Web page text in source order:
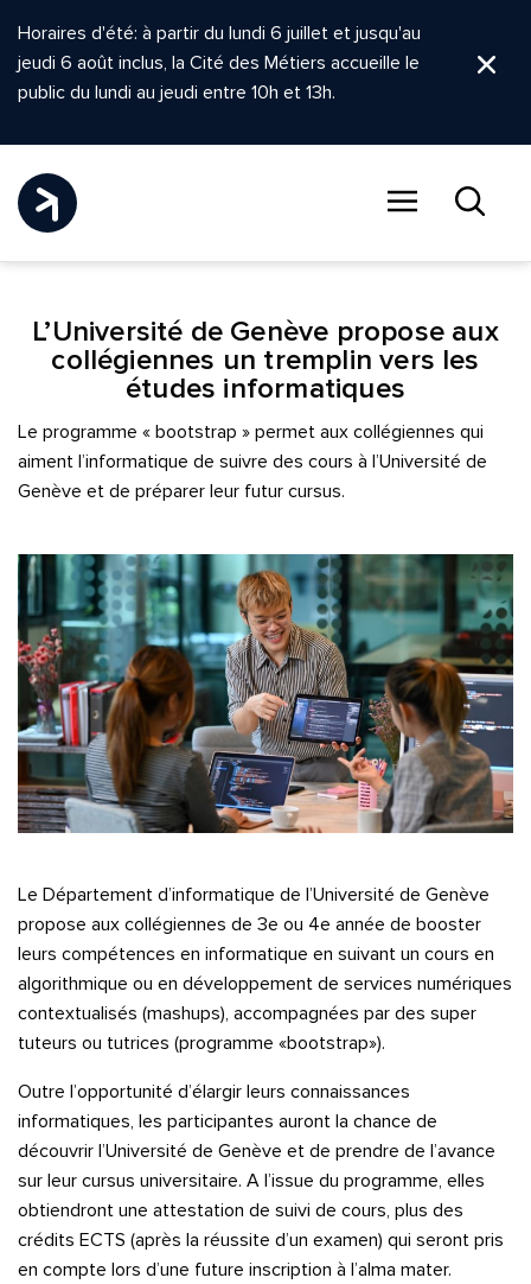
Horaires d'été: à partir du lundi 6 juillet et jusqu'au
jeudi 6 août inclus, la Cité des Métiers accueille le
public du lundi au jeudi entre 10h et 13h.
L’Université de Genève propose aux
collégiennes un tremplin vers les
études informatiques
Le programme « bootstrap » permet aux collégiennes qui
aiment l’informatique de suivre des cours à l’Université de
Genève et de préparer leur futur cursus.
Le Département d’informatique de l’Université de Genève
propose aux collégiennes de 3e ou 4e année de booster
leurs compétences en informatique en suivant un cours en
algorithmique ou en développement de services numériques
contextualisés (mashups), accompagnées par des super
tuteurs ou tutrices (programme «bootstrap»).
Outre l’opportunité d’élargir leurs connaissances
informatiques, les participantes auront la chance de
découvrir l’Université de Genève et de prendre de l’avance
sur leur cursus universitaire. A l’issue du programme, elles
obtiendront une attestation de suivi de cours, plus des
crédits ECTS (après la réussite d’un examen) qui seront pris
en compte lors d’une future inscription à l’alma mater.